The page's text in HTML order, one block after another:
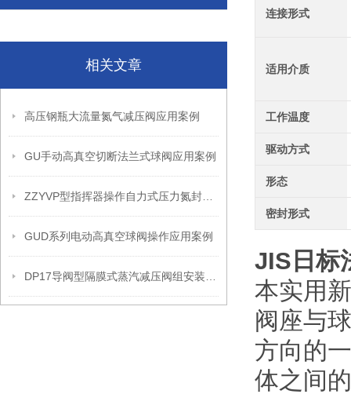
相关文章
高压钢瓶大流量氮气减压阀应用案例
GU手动高真空切断法兰式球阀应用案例
GUD系列电动高真空球阀操作应用案例
连接形式
适用介质
工作温度
驱动方式
形态
密封形式
JIS日标
本实用
阀座与
方向的
体之间